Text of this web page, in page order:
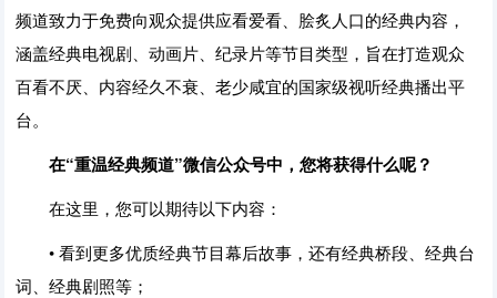
频道致力于免费向观众提供应看爱看、脍炙人口的经典内容，
涵盖经典电视剧、动画片、纪录片等节目类型，旨在打造观众
百看不厌、内容经久不衰、老少咸宜的国家级视听经典播出平
台。
在“重温经典频道”微信公众号中，您将获得什么呢？
在这里，您可以期待以下内容：
• 看到更多优质经典节目幕后故事，还有经典桥段、经典台
词、经典剧照等；